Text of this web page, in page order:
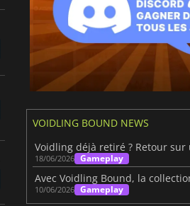
VOIDLING BOUND NEWS
18/06/2026 Gameplay
10/06/2026 Gameplay